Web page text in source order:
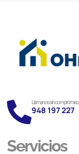
Llámanos sin compromiso
948 197 227
Servicios